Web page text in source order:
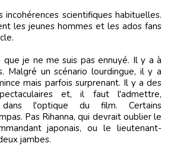
incohérences scientifiques habituelles.
les jeunes hommes et les ados fans
je ne me suis pas ennuyé. Il y a à
Malgré un scénario lourdingue, il y a
mais parfois surprenant. Il y a des
et, il faut l'admettre,
l'optique du film. Certains
Pas Rihanna, qui devrait oublier le
japonais, ou le lieutenant-
jambes.